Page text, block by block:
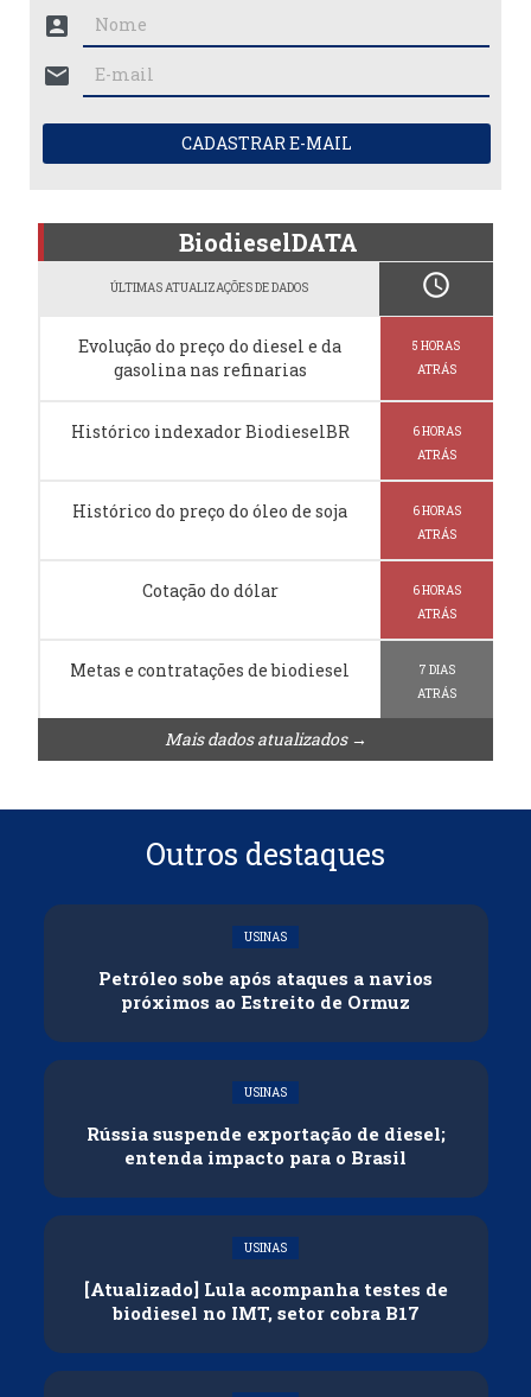
account_box
mail
CADASTRAR E-MAIL
BiodieselDATA
ÚLTIMAS ATUALIZAÇÕES DE DADOS schedule
Evolução do preço do diesel e da
gasolina nas refinarias
5 HORAS
ATRÁS
Histórico indexador BiodieselBR
6 HORAS
ATRÁS
Histórico do preço do óleo de soja
6 HORAS
ATRÁS
Cotação do dólar
6 HORAS
ATRÁS
Metas e contratações de biodiesel
7 DIAS
ATRÁS
Mais dados atualizados →
Outros destaques
USINAS
Petróleo sobe após ataques a navios
próximos ao Estreito de Ormuz
USINAS
Rússia suspende exportação de diesel;
entenda impacto para o Brasil
USINAS
[Atualizado] Lula acompanha testes de
biodiesel no IMT, setor cobra B17